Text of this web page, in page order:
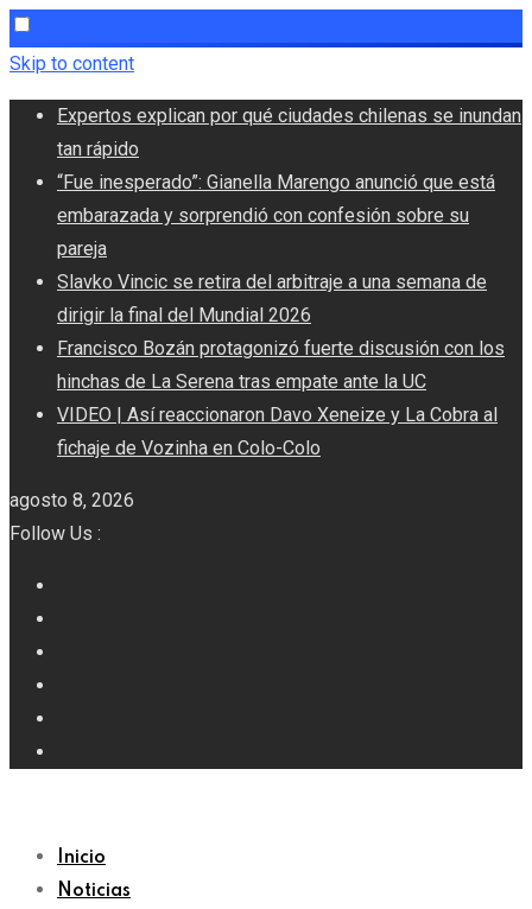
Skip to content
Expertos explican por qué ciudades chilenas se inundan
tan rápido
“Fue inesperado”: Gianella Marengo anunció que está
embarazada y sorprendió con confesión sobre su
pareja
Slavko Vincic se retira del arbitraje a una semana de
dirigir la final del Mundial 2026
Francisco Bozán protagonizó fuerte discusión con los
hinchas de La Serena tras empate ante la UC
VIDEO | Así reaccionaron Davo Xeneize y La Cobra al
fichaje de Vozinha en Colo-Colo
agosto 8, 2026
Follow Us :
Inicio
Noticias